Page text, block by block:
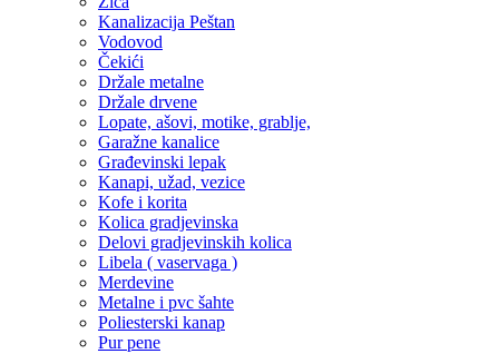
Kanalizacija Peštan
Vodovod
Čekići
Držale metalne
Držale drvene
Lopate, ašovi, motike, grablje,
Garažne kanalice
Građevinski lepak
Kanapi, užad, vezice
Kofe i korita
Kolica gradjevinska
Delovi gradjevinskih kolica
Libela ( vaservaga )
Merdevine
Metalne i pvc šahte
Poliesterski kanap
Pur pene